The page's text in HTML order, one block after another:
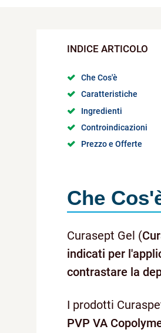
Che Cos'è
Caratteristiche
Ingredienti
Controindicazioni
Prezzo e Offerte
Che
Curasept Gel (
indicati per
contrastare la
I prodotti
PVP VA